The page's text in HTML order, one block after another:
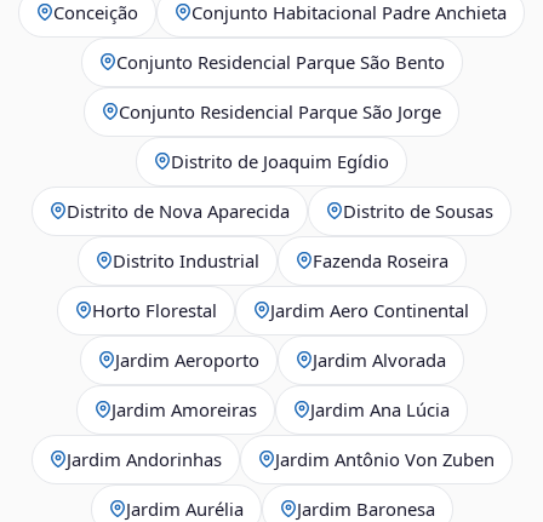
Conceição Conjunto Habitacional Padre Anchieta
Conjunto Residencial Parque São Bento
Conjunto Residencial Parque São Jorge
Distrito de Joaquim Egídio
Distrito de Nova Aparecida Distrito de Sousas
Distrito Industrial Fazenda Roseira
Horto Florestal Jardim Aero Continental
Jardim Aeroporto Jardim Alvorada
Jardim Amoreiras Jardim Ana Lúcia
Jardim Andorinhas Jardim Antônio Von Zuben
Jardim Aurélia Jardim Baronesa